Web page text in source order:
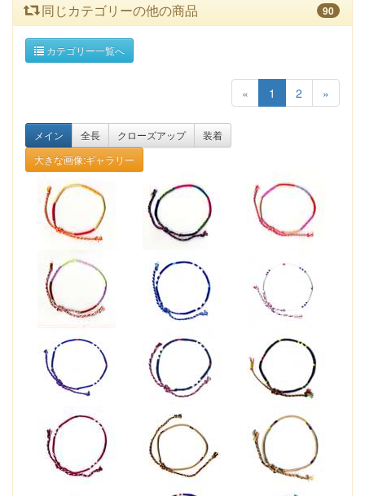
同じカテゴリーの他の商品 90
カテゴリー一覧へ
« 1 2 »
メイン 全長 クローズアップ
装着
大きな画像:ギャラリー